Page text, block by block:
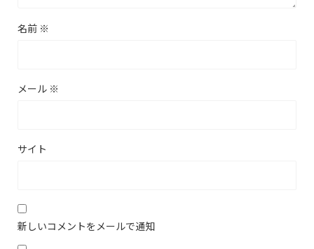
名前 ※
メール ※
サイト
新しいコメントをメールで通知